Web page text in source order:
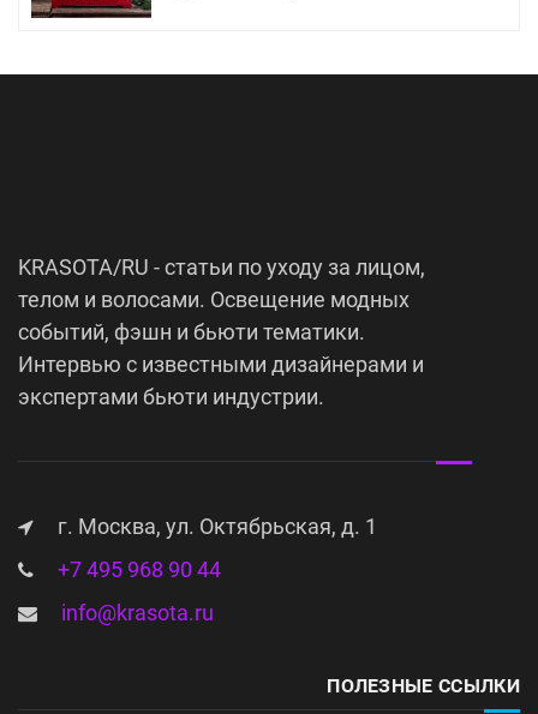
KRASOTA/RU - статьи по уходу за лицом,
телом и волосами. Освещение модных
событий, фэшн и бьюти тематики.
Интервью с известными дизайнерами и
экспертами бьюти индустрии.
г. Москва, ул. Октябрьская, д. 1
+7 495 968 90 44
info@krasota.ru
ПОЛЕЗНЫЕ ССЫЛКИ